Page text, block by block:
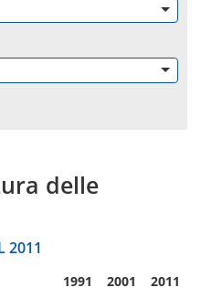
delle
2011
1991 2001 2011